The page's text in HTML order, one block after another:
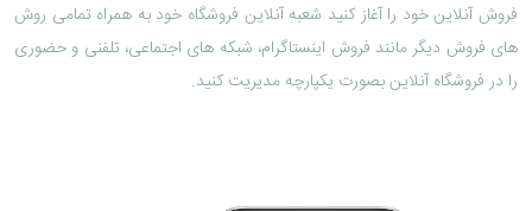
فروش آنلاین خود را آغاز کنید شعبه آنلاین فروشگاه خود به همراه تمامی روش
های فروش دیگر مانند فروش اینستاگرام، شبکه های اجتماعی، تلفنی و حضوری
را در فروشگاه آنلاین بصورت یکپارچه مدیریت کنید.